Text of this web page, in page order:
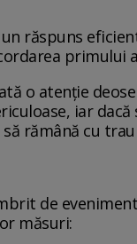
răspuns
primului
o atenție
iar
rămână cu
de
măsuri: